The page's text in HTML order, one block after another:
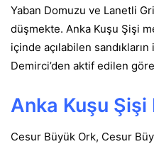
Yaban Domuzu ve Lanetli
düşmekte. Anka Kuşu Şişi
içinde açılabilen
Demirci’den aktif edilen
Anka Kuşu Şişi
Cesur Büyük Ork, Cesur